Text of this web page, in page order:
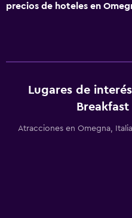
precios de hoteles en
Lugares de
Atracciones en Omegna,